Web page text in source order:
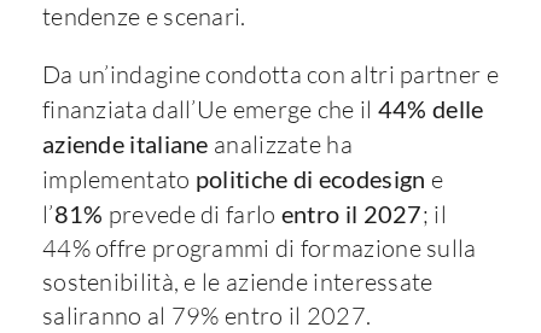
tendenze e scenari.
Da un’indagine condotta con altri partner e
finanziata dall’Ue emerge che il 44% delle
aziende italiane analizzate ha
implementato politiche di ecodesign e
l’81% prevede di farlo entro il 2027; il
44% offre programmi di formazione sulla
sostenibilità, e le aziende interessate
saliranno al 79% entro il 2027.